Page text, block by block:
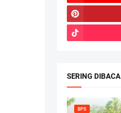
SERING DIBACA
BPS